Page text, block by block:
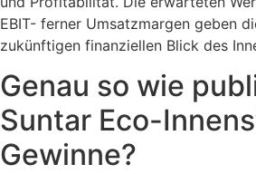
EBIT- ferner Umsatzmargen geben
zukünftigen finanziellen Blick des
Genau so wie
Suntar Eco-
Gewinne?